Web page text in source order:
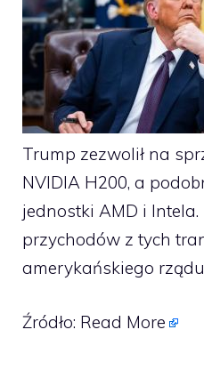
Trump zezwolił na
NVIDIA H200, a
jednostki AMD i Intela.
przychodów z tych
amerykańskiego
Źródło: Read More